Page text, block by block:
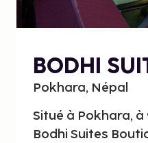
BODHI
Pokhara, Népal
Situé à Pokhara, à
Bodhi Suites